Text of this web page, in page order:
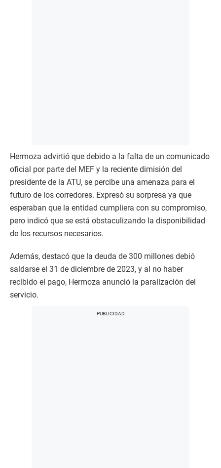
Hermoza advirtió que debido a la falta de un comunicado
oficial por parte del MEF y la reciente dimisión del
presidente de la ATU, se percibe una amenaza para el
futuro de los corredores. Expresó su sorpresa ya que
esperaban que la entidad cumpliera con su compromiso,
pero indicó que se está obstaculizando la disponibilidad
de los recursos necesarios.
Además, destacó que la deuda de 300 millones debió
saldarse el 31 de diciembre de 2023, y al no haber
recibido el pago, Hermoza anunció la paralización del
servicio.